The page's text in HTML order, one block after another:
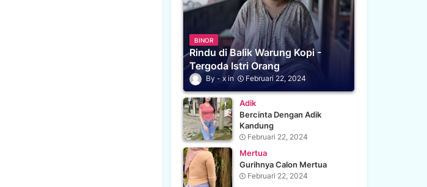
BINOR
Rindu di Balik Warung Kopi -
Tergoda Istri Orang
x Februari 22, 2024
Adik
Bercinta Dengan Adik
Kandung
Februari 22, 2024
Mertua
Gurihnya Calon Mertua
Februari 22, 2024